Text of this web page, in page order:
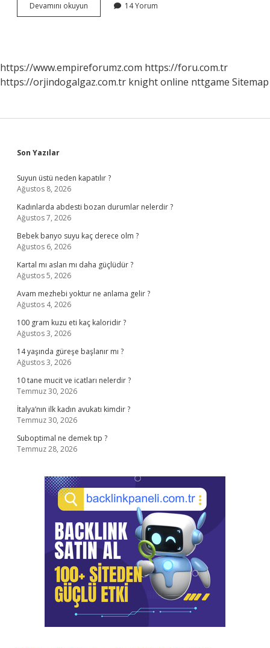
Devamını okuyun
Denizin
Gelir
14 Yorum
https://www.empireforumz.com https://foru.com.tr
https://orjindogalgaz.com.tr knight online nttgame Sitemap
Sidebar
Son Yazılar
Suyun üstü neden kapatılır ?
Ağustos 8, 2026
Kadınlarda abdesti bozan durumlar nelerdir ?
Ağustos 7, 2026
Bebek banyo suyu kaç derece olm ?
Ağustos 6, 2026
Kartal mı aslan mı daha güçlüdür ?
Ağustos 5, 2026
Avam mezhebi yoktur ne anlama gelir ?
Ağustos 4, 2026
100 gram kuzu eti kaç kaloridir ?
Ağustos 3, 2026
14 yaşında güreşe başlanır mı ?
Ağustos 3, 2026
10 tane mucit ve icatları nelerdir ?
Temmuz 30, 2026
İtalya’nın ilk kadın avukatı kimdir ?
Temmuz 30, 2026
Suboptimal ne demek tıp ?
Temmuz 28, 2026